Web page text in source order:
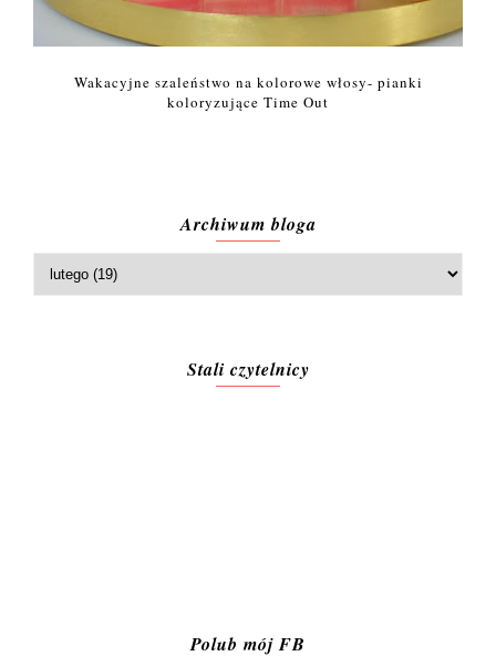
Wakacyjne szaleństwo na kolorowe włosy- pianki
koloryzujące Time Out
Archiwum bloga
Stali czytelnicy
Polub mój FB